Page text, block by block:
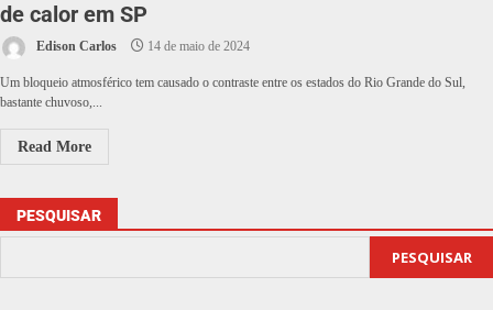
de calor em SP
Edison Carlos 14 de maio de 2024
Um bloqueio atmosférico tem causado o contraste entre os estados do Rio Grande do Sul,
bastante chuvoso,...
Read More
PESQUISAR
PESQUISAR